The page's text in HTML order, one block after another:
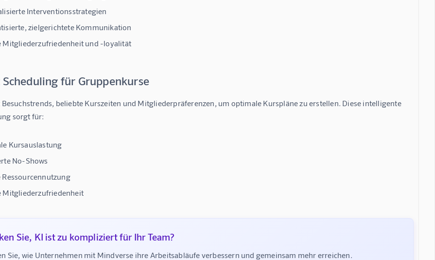
Interventionsstrategien
zielgerichtete Kommunikation
Mitgliederzufriedenheit und -loyalität
Scheduling für Gruppenkurse
Besuchstrends, beliebte Kurszeiten und Mitgliederpräferenzen, um optimale Kurspläne zu erstellen. Diese intelligente
sorgt für:
Kursauslastung
No-Shows
Ressourcennutzung
Mitgliederzufriedenheit
Sie, KI ist zu kompliziert für Ihr Team?
Sie, wie Unternehmen mit Mindverse ihre Arbeitsabläufe verbessern und gemeinsam mehr erreichen.